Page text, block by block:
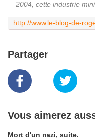
2004, cette industrie
Partager
Vous aimerez
Mort d'un nazi, suite.